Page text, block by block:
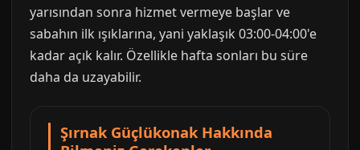
yarısından sonra hizmet vermeye başlar ve
sabahın ilk ışıklarına, yani yaklaşık 03:00-04:00'e
kadar açık kalır. Özellikle hafta sonları bu süre
daha da uzayabilir.
Şırnak Güçlükonak Hakkında